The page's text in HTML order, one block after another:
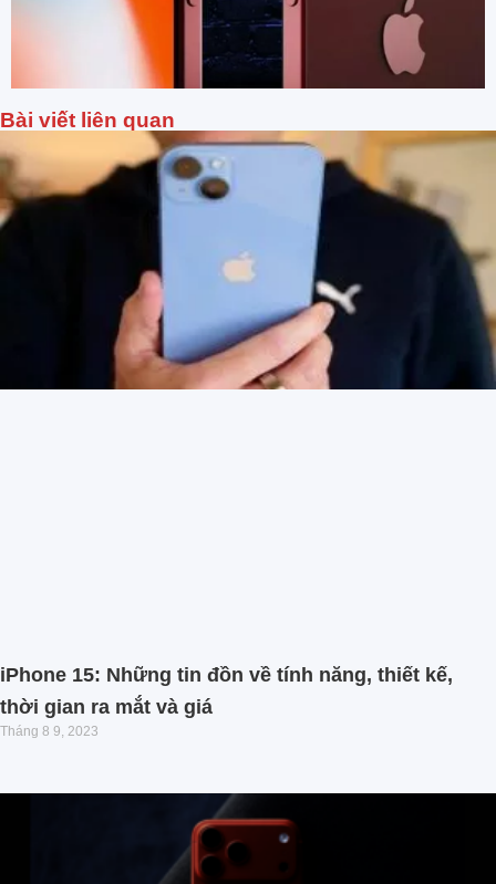
Bài viết liên quan
iPhone 15: Những tin đồn về tính năng, thiết kế,
thời gian ra mắt và giá
Tháng 8 9, 2023